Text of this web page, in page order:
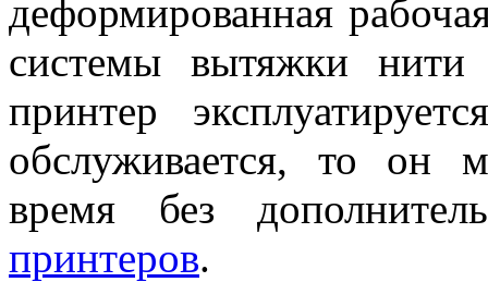
деформированная
системы вытяжки нити
принтер
обслуживается, то он
время без
принтеров.